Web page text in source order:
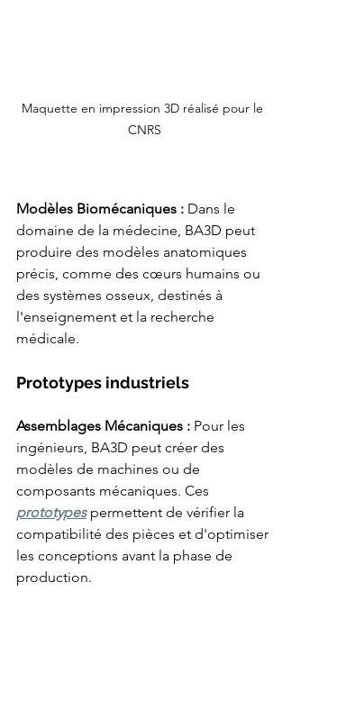
Maquette en impression 3D réalisé pour le
CNRS
Modèles Biomécaniques : Dans le
domaine de la médecine, BA3D peut
produire des modèles anatomiques
précis, comme des cœurs humains ou
des systèmes osseux, destinés à
l'enseignement et la recherche
médicale.
Prototypes industriels
Assemblages Mécaniques : Pour les
ingénieurs, BA3D peut créer des
modèles de machines ou de
composants mécaniques. Ces
prototypes permettent de vérifier la
compatibilité des pièces et d'optimiser
les conceptions avant la phase de
production.